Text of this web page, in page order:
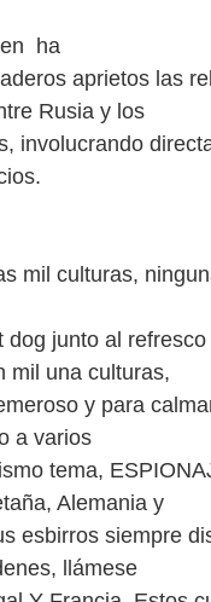
ha
aprietos las
Rusia y los
involucrando
mil culturas,
dog junto al
mil una culturas,
y para
a varios
tema,
Alemania y
esbirros siempre
llámese